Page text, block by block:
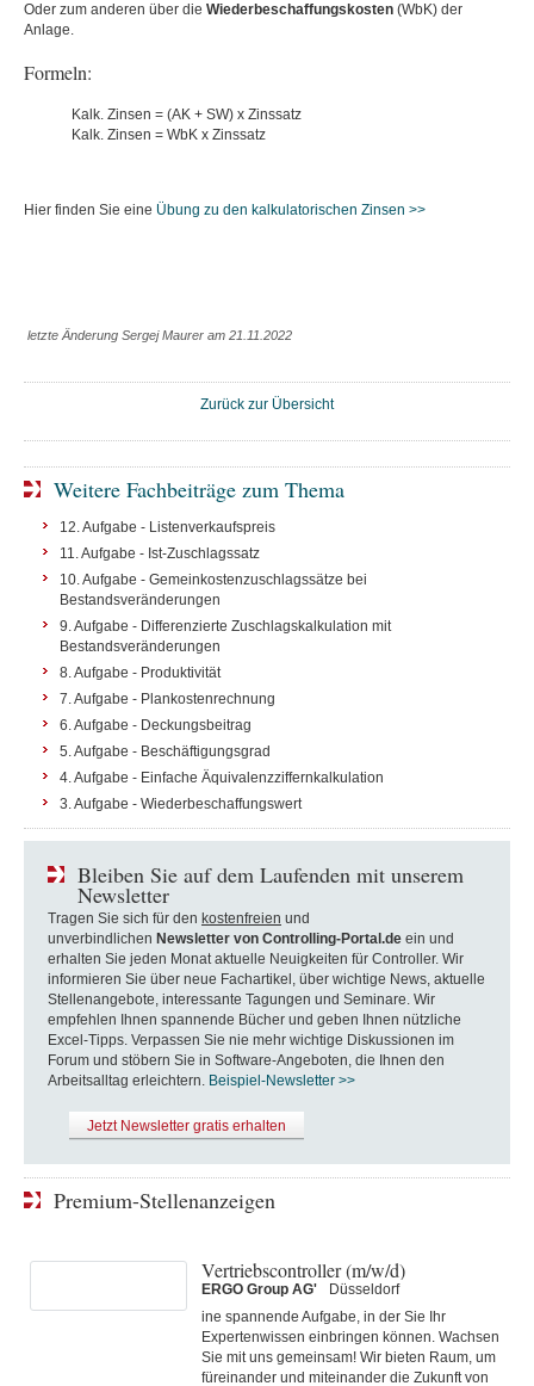
Oder zum anderen über die Wiederbeschaffungskosten (WbK) der
Anlage.
Formeln:
Kalk. Zinsen = (AK + SW) x Zinssatz
Kalk. Zinsen = WbK x Zinssatz
Hier finden Sie eine Übung zu den kalkulatorischen Zinsen >>
letzte Änderung Sergej Maurer am 21.11.2022
Zurück zur Übersicht
Weitere Fachbeiträge zum Thema
12. Aufgabe - Listenverkaufspreis
11. Aufgabe - Ist-Zuschlagssatz
10. Aufgabe - Gemeinkostenzuschlagssätze bei
Bestandsveränderungen
9. Aufgabe - Differenzierte Zuschlagskalkulation mit
Bestandsveränderungen
8. Aufgabe - Produktivität
7. Aufgabe - Plankostenrechnung
6. Aufgabe - Deckungsbeitrag
5. Aufgabe - Beschäftigungsgrad
4. Aufgabe - Einfache Äquivalenzziffernkalkulation
3. Aufgabe - Wiederbeschaffungswert
Bleiben Sie auf dem Laufenden mit unserem
Newsletter
Tragen Sie sich für den kostenfreien und
unverbindlichen Newsletter von Controlling-Portal.de ein und
erhalten Sie jeden Monat aktuelle Neuigkeiten für Controller. Wir
informieren Sie über neue Fachartikel, über wichtige News, aktuelle
Stellenangebote, interessante Tagungen und Seminare. Wir
empfehlen Ihnen spannende Bücher und geben Ihnen nützliche
Excel-Tipps. Verpassen Sie nie mehr wichtige Diskussionen im
Forum und stöbern Sie in Software-Angeboten, die Ihnen den
Arbeitsalltag erleichtern. Beispiel-Newsletter >>
Jetzt Newsletter gratis erhalten
Premium-Stellenanzeigen
Vertriebscontroller (m/w/d)
ERGO Group AG'
Düsseldorf
ine spannende Aufgabe, in der Sie Ihr
Expertenwissen einbringen können. Wachsen
Sie mit uns gemeinsam! Wir bieten Raum, um
füreinander und miteinander die Zukunft von